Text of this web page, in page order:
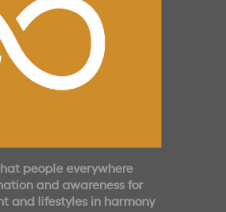
people everywhere
and awareness for
and lifestyles in harmony